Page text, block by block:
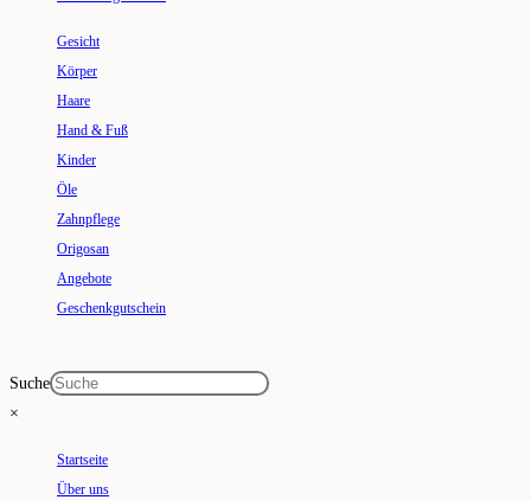
Gesicht
Körper
Haare
Hand & Fuß
Kinder
Öle
Zahnpflege
Origosan
Angebote
Geschenkgutschein
Suche
×
Startseite
Über uns